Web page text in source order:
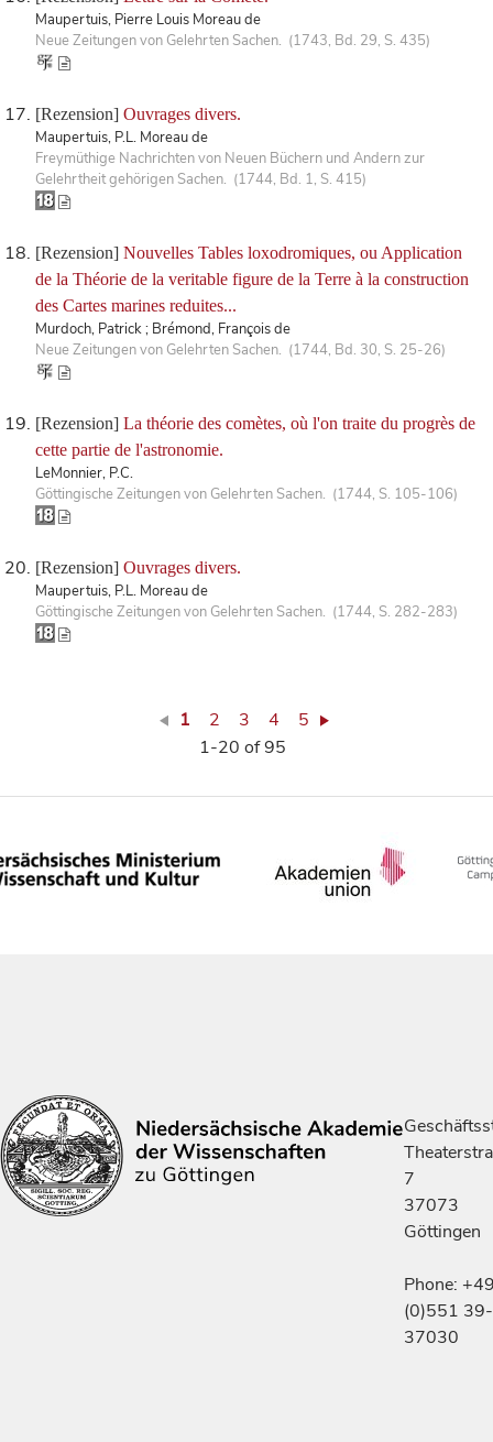
Maupertuis, Pierre Louis Moreau de
Neue Zeitungen von Gelehrten Sachen. (1743, Bd. 29, S. 435)
[Rezension] Ouvrages divers.
Maupertuis, P.L. Moreau de
Freymüthige Nachrichten von Neuen Büchern und Andern zur
Gelehrtheit gehörigen Sachen. (1744, Bd. 1, S. 415)
[Rezension] Nouvelles Tables loxodromiques, ou Application
de la Théorie de la veritable figure de la Terre à la construction
des Cartes marines reduites...
Murdoch, Patrick ; Brémond, François de
Neue Zeitungen von Gelehrten Sachen. (1744, Bd. 30, S. 25-26)
[Rezension] La théorie des comètes, où l'on traite du progrès de
cette partie de l'astronomie.
LeMonnier, P.C.
Göttingische Zeitungen von Gelehrten Sachen. (1744, S. 105-106)
[Rezension] Ouvrages divers.
Maupertuis, P.L. Moreau de
Göttingische Zeitungen von Gelehrten Sachen. (1744, S. 282-283)
1 2 3 4
5
1-20 of 95
7
37073
Göttingen
Phone:
(0)551 39-
37030